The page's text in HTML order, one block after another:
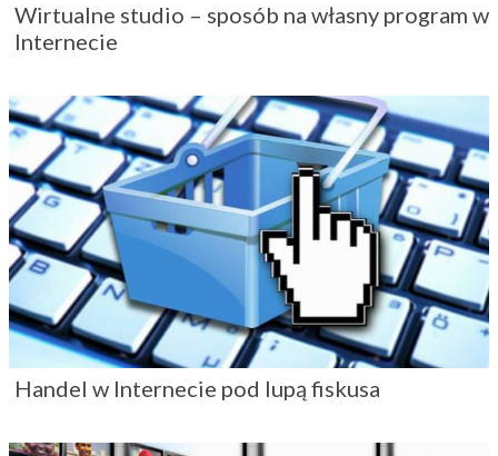
Wirtualne studio – sposób na własny program w
Internecie
Handel w Internecie pod lupą fiskusa